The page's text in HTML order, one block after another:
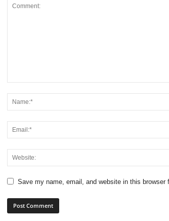
Save my name, email, and website in this